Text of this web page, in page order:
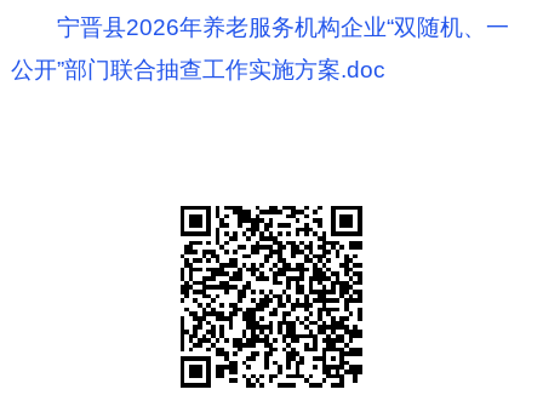
宁晋县2026年养老服务机构企业“双随机、一
公开”部门联合抽查工作实施方案.doc